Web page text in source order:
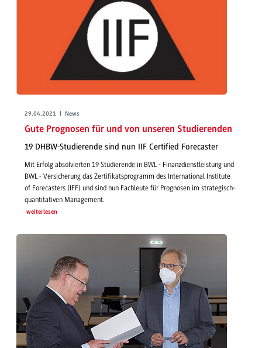
29.04.2021 | News
Gute Prognosen für und von unseren Studierenden
19 DHBW-Studierende sind nun IIF Certified Forecaster
Mit Erfolg absolvierten 19 Studierende in BWL - Finanzdienstleistung und
BWL - Versicherung das Zertifikatsprogramm des International Institute
of Forecasters (IFF) und sind nun Fachleute für Prognosen im strategisch-
quantitativen Management.
weiterlesen